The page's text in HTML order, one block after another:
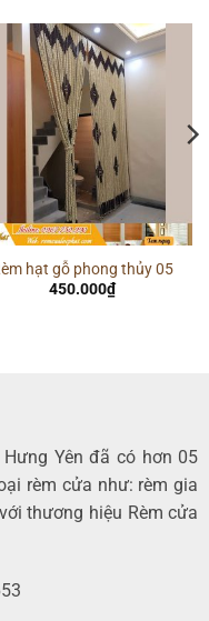
hạt gỗ phong thủy 05
450.000₫
Yên đã có hơn 05
rèm cửa như: rèm gia
thương hiệu Rèm cửa